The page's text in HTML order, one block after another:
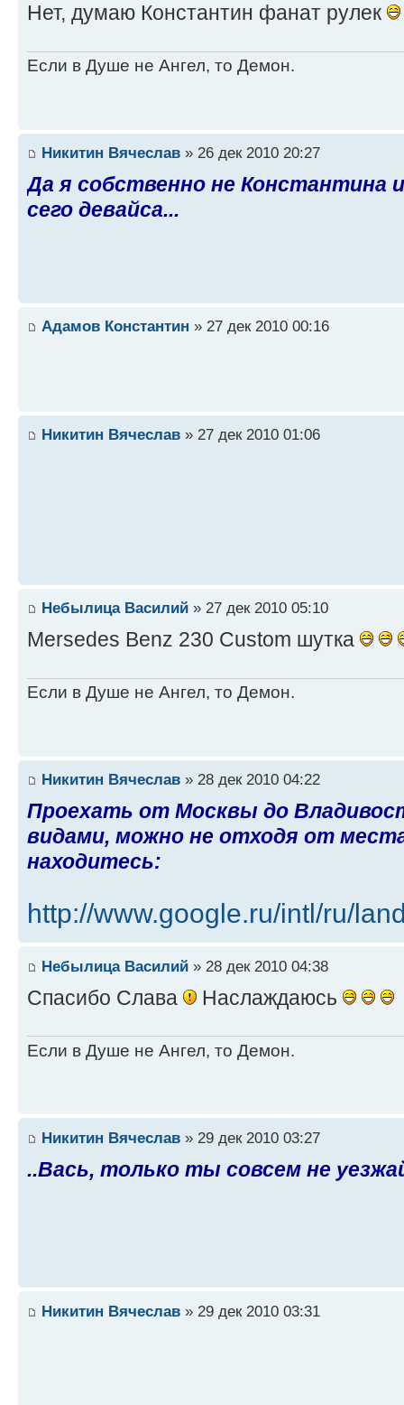
Нет, думаю Константин фанат рулек
Если в Душе не Ангел, то Демон.
Никитин Вячеслав » 26 дек 2010 20:27
Да я собственно не Константина
сего девайса...
Адамов Константин » 27 дек 2010 00:16
Никитин Вячеслав » 27 дек 2010 01:06
Небылица Василий » 27 дек 2010 05:10
Mersedes Benz 230 Custom шутка
Если в Душе не Ангел, то Демон.
Никитин Вячеслав » 28 дек 2010 04:22
Проехать от Москвы до
видами, можно не отходя от
находитесь:
http://www.google.ru/intl/ru/
Небылица Василий » 28 дек 2010 04:38
Спасибо Слава Наслаждаюсь
Если в Душе не Ангел, то Демон.
Никитин Вячеслав » 29 дек 2010 03:27
..Вась, только ты совсем не
Никитин Вячеслав » 29 дек 2010 03:31